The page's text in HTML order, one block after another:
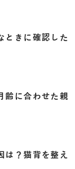
ときに確認した
齢に合わせた親
は？猫背を整え